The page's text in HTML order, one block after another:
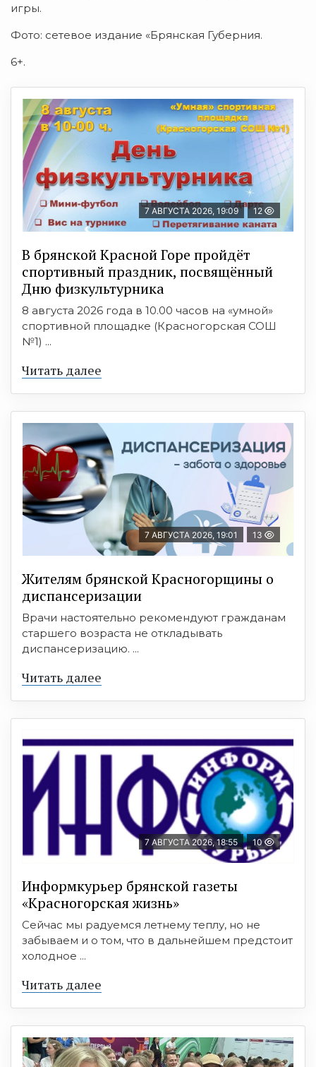
игры.
Фото: сетевое издание «Брянская Губерния.
6+.
7 АВГУСТА 2026, 19:09 12
В брянской Красной Горе пройдёт
спортивный праздник, посвящённый
Дню физкультурника
8 августа 2026 года в 10.00 часов на «умной»
спортивной площадке (Красногорская СОШ
№1) ...
Читать далее
7 АВГУСТА 2026, 19:01 13
Жителям брянской Красногорщины о
диспансеризации
Врачи настоятельно рекомендуют гражданам
старшего возраста не откладывать
диспансеризацию. ...
Читать далее
7 АВГУСТА 2026, 18:55 10
Информкурьер брянской газеты
«Красногорская жизнь»
Сейчас мы радуемся летнему теплу, но не
забываем и о том, что в дальнейшем предстоит
холодное ...
Читать далее